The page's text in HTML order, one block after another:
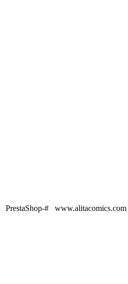
PrestaShop-# www.alitacomics.com